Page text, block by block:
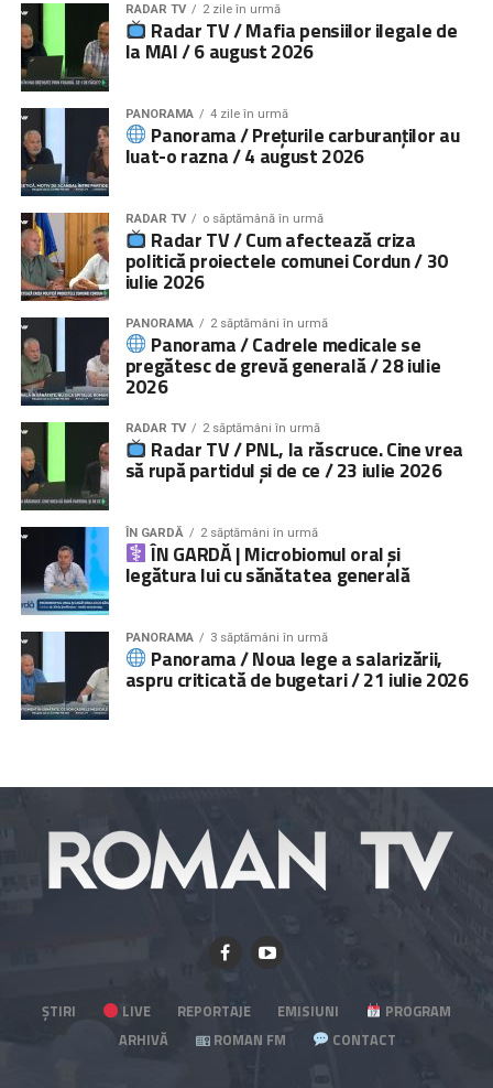
RADAR TV 2 zile în urmă
Radar TV / Mafia pensiilor ilegale de
la MAI / 6 august 2026
PANORAMA 4 zile în urmă
Panorama / Prețurile carburanților au
luat-o razna / 4 august 2026
RADAR TV o săptămână în urmă
Radar TV / Cum afectează criza
politică proiectele comunei Cordun / 30
iulie 2026
PANORAMA 2 săptămâni în urmă
Panorama / Cadrele medicale se
pregătesc de grevă generală / 28 iulie
2026
RADAR TV 2 săptămâni în urmă
Radar TV / PNL, la răscruce. Cine vrea
să rupă partidul și de ce / 23 iulie 2026
ÎN GARDĂ 2 săptămâni în urmă
ÎN GARDĂ | Microbiomul oral și
legătura lui cu sănătatea generală
PANORAMA 3 săptămâni în urmă
Panorama / Noua lege a salarizării,
aspru criticată de bugetari / 21 iulie 2026
ȘTIRI LIVE REPORTAJE EMISIUNI
PROGRAM
ARHIVĂ
ROMAN FM CONTACT